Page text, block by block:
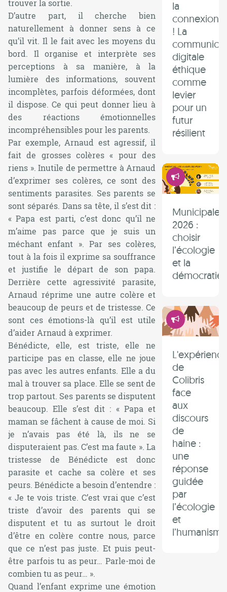
trouver la sortie.
D’autre part, il cherche bien
naturellement à donner sens à ce
qu’il vit. Il le fait avec les moyens du
bord. Il organise et interprète ses
perceptions à sa manière, à la
lumière des informations, souvent
incomplètes, parfois déformées, dont
il dispose. Ce qui peut donner lieu à
des réactions émotionnelles
incompréhensibles pour les parents.
Par exemple, Arnaud est agressif, il
fait de grosses colères « pour des
riens ». Inutile de permettre à Arnaud
d’exprimer ses colères, ce sont des
sentiments parasites. Ses parents se
sont séparés. Dans sa tête, il s’est dit :
« Papa est parti, c’est donc qu’il ne
m’aime pas parce que je suis un
méchant enfant ». Par ses colères,
tout à la fois il exprime sa souffrance
et justifie le départ de son papa.
Derrière cette agressivité parasite,
Arnaud réprime une autre colère et
beaucoup de peurs et de tristesse. Ce
sont ces émotions-là qu’il est utile
d’aider Arnaud à exprimer.
Bénédicte, elle, est triste, elle ne
participe pas en classe, elle ne joue
pas avec les autres enfants. Elle a du
mal à trouver sa place. Elle se sent de
trop partout. Ses parents se disputent
beaucoup. Elle s’est dit : « Papa et
maman se fâchent à cause de moi. Si
je n’avais pas été là, ils ne se
disputeraient pas. C’est ma faute ». La
tristesse de Bénédicte est donc
parasite et cache sa colère et ses
peurs. Bénédicte a besoin d’entendre :
« Je te vois triste. C’est vrai que c’est
triste d’avoir des parents qui se
disputent et tu as surtout le droit
d’être en colère contre nous, parce
que ce n’est pas juste. Et puis peut-
être parfois tu as peur… Parle-moi de
combien tu as peur… ».
Quand l’enfant exprime une émotion
la
connexion
! La
digitale
éthique
comme
levier
pour un
futur
résilient
Municipales
2026 :
choisir
l’écologie
et la
démocratie
de
Colibris
face
aux
discours
de
haine :
une
réponse
guidée
par
l’écologie
et
l’humanisme